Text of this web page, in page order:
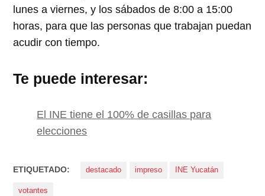
lunes a viernes, y los sábados de 8:00 a 15:00
horas, para que las personas que trabajan puedan
acudir con tiempo.
Te puede interesar:
El INE tiene el 100% de casillas para
elecciones
ETIQUETADO: destacado impreso INE Yucatán
votantes